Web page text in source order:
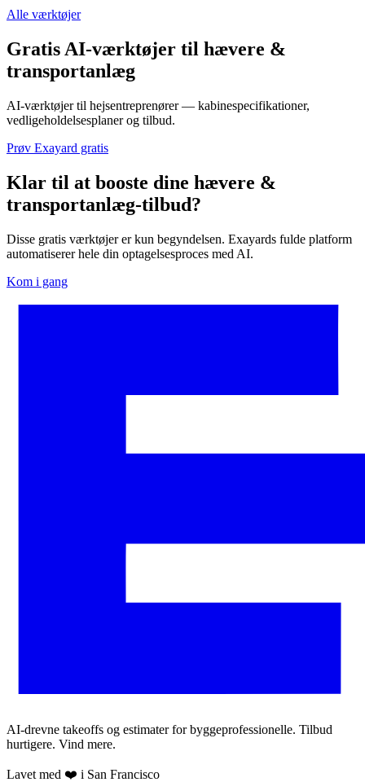
Alle værktøjer
Gratis AI-værktøjer til hævere &
transportanlæg
AI-værktøjer til hejsentreprenører — kabinespecifikationer,
vedligeholdelsesplaner og tilbud.
Prøv Exayard gratis
Klar til at booste dine hævere &
transportanlæg-tilbud?
Disse gratis værktøjer er kun begyndelsen. Exayards fulde platform
automatiserer hele din optagelsesproces med AI.
Kom i gang
AI-drevne takeoffs og estimater for byggeprofessionelle. Tilbud
hurtigere. Vind mere.
Lavet med ❤️ i San Francisco